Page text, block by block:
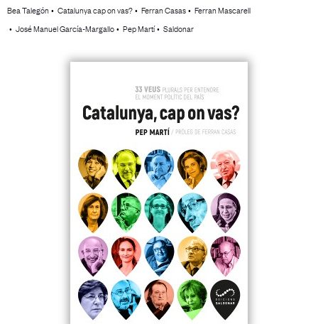
Bea Talegón Catalunya cap on vas? Ferran Casas
Ferran Mascarell
José Manuel García-Margallo
Pep Martí Saldonar